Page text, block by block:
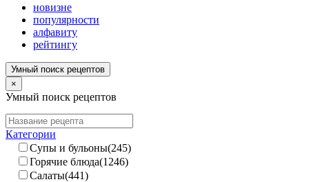
новизне
популярности
алфавиту
рейтингу
Умный поиск рецептов
×
Умный поиск рецептов
Категории
Супы и бульоны(245)
Горячие блюда(1246)
Салаты(441)